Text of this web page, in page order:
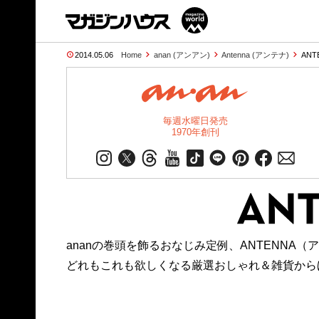
2014.05.06 Home anan (アンアン) Antenna (アンテナ)
毎週水曜日発売
1970年創刊
ananの巻頭を飾るおなじみ定例、ANTENNA（
どれもこれも欲しくなる厳選おしゃれ＆雑貨か